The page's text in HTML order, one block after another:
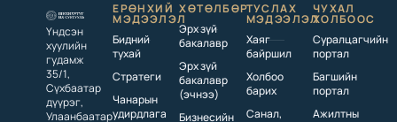
Үндсэн
хуулийн
гудамж
35/1,
Сүхбаатар
дүүрэг,
Улаанбаатар
ЕРӨНХИЙ
МЭДЭЭЛЭЛ
Бидний
тухай
Стратеги
Чанарын
удирдлага
ХӨТӨЛБӨР
Эрх зүй
бакалавр
Эрх зүй
бакалавр
(эчнээ)
Бизнесийн
ТУСЛАХ
МЭДЭЭЛЭЛ
Хаяг
байршил
Холбоо
барих
Санал,
ЧУХАЛ
ХОЛБООС
Суралцагчийн
портал
Багшийн
портал
Ажилтны